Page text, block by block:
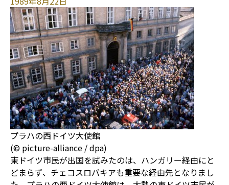
プラハの西ドイツ大使館
(© picture-alliance / dpa)
東ドイツ市民が出国を試みたのは、ハンガリー経由にと
どまらず、チェコスロバキアも重要な経由先となりまし